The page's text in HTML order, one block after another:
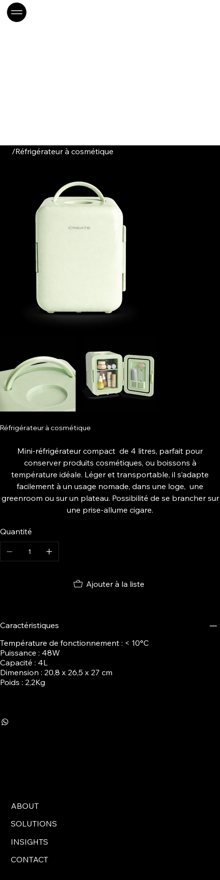
/Réfrigérateur à cosmétique
Réfrigérateur à cosmétique
Mini-réfrigérateur compact de 4 litres, parfait pour
conserver produits cosmétiques, ou boissons à
température idéale. Léger et transportable, il s’adapte
facilement à un usage nomade, dans une loge, une
greenroom ou sur un plateau. Possibilité de se brancher sur
une prise-allume cigare.
Quantité
Ajouter à la liste
Caractéristiques
Température de fonctionnement : < 10°C
Puissance : 48W
Capacité : 4L
Dimension : 20,8 x 26,5 x 27 cm
Poids : 2,2Kg
ABOUT
SOLUTIONS
INSIGHTS
CONTACT